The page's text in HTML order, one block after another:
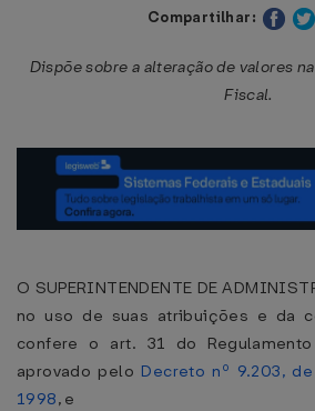
Compartilhar:
Dispõe sobre a alteração de valores
Fiscal.
O SUPERINTENDENTE DE
no uso de suas atribuições e da
confere o art. 31 do
aprovado pelo Decreto nº 9.203,
1998, e